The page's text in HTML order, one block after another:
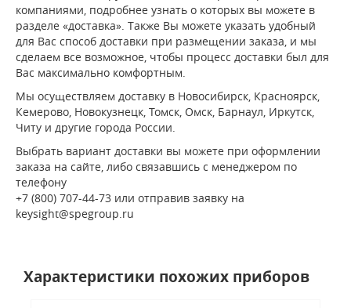
компаниями, подробнее узнать о которых вы можете в
разделе «доставка». Также Вы можете указать удобный
для Вас способ доставки при размещении заказа, и мы
сделаем все возможное, чтобы процесс доставки был для
Вас максимально комфортным.
Мы осуществляем доставку в Новосибирск, Красноярск,
Кемерово, Новокузнецк, Томск, Омск, Барнаул, Иркутск,
Читу и другие города России.
Выбрать вариант доставки вы можете при оформлении
заказа на сайте, либо связавшись с менеджером по
телефону
+7 (800) 707-44-73 или отправив заявку на
keysight@spegroup.ru
Характеристики похожих приборов